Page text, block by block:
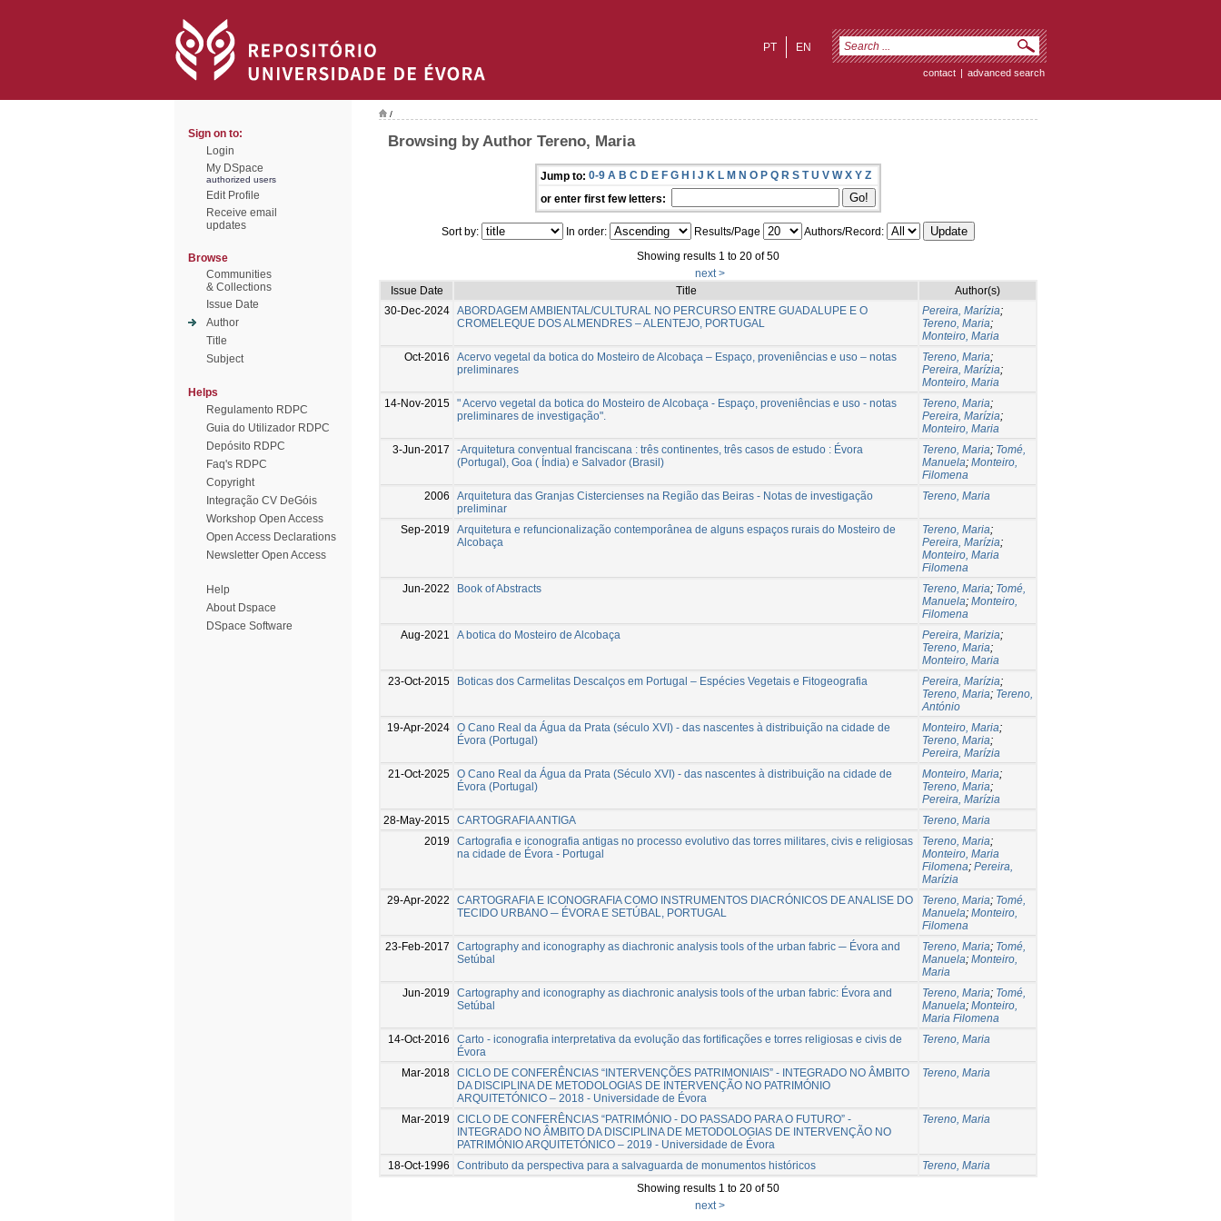
EN
PT
contact | advanced search
Sign on to:
Login
My DSpace
authorized users
Edit Profile
Receive email
updates
Browse
Communities
& Collections
Issue Date
Author
Title
Subject
Helps
Regulamento RDPC
Guia do Utilizador RDPC
Depósito RDPC
Faq's RDPC
Copyright
Integração CV DeGóis
Workshop Open Access
Open Access Declarations
Newsletter Open Access
Help
About Dspace
DSpace Software
/
Browsing by Author Tereno, Maria
Jump to: 0-9 A B C D E F G H I J K L M N O P Q R S T U V W X Y Z
or enter first few letters:
Sort by: In order: Results/Page
Authors/Record:
Showing results 1 to 20 of 50
next >
Issue Date
Title
Author(s)
30-Dec-2024 ABORDAGEM AMBIENTAL/CULTURAL NO PERCURSO ENTRE GUADALUPE E O
CROMELEQUE DOS ALMENDRES – ALENTEJO, PORTUGAL
Pereira, Marízia;
Tereno, Maria;
Monteiro, Maria
Oct-2016
Acervo vegetal da botica do Mosteiro de Alcobaça – Espaço, proveniências e uso – notas
preliminares
Tereno, Maria;
Pereira, Marízia;
Monteiro, Maria
14-Nov-2015 " Acervo vegetal da botica do Mosteiro de Alcobaça - Espaço, proveniências e uso - notas
preliminares de investigação".
Tereno, Maria;
Pereira, Marízia;
Monteiro, Maria
3-Jun-2017
-Arquitetura conventual franciscana : três continentes, três casos de estudo : Évora
(Portugal), Goa ( Índia) e Salvador (Brasil)
Tereno, Maria; Tomé,
Manuela; Monteiro,
Filomena
2006
Arquitetura das Granjas Cistercienses na Região das Beiras - Notas de investigação
preliminar
Tereno, Maria
Sep-2019
Arquitetura e refuncionalização contemporânea de alguns espaços rurais do Mosteiro de
Alcobaça
Tereno, Maria;
Pereira, Marízia;
Monteiro, Maria
Filomena
Jun-2022
Book of Abstracts Tereno, Maria; Tomé,
Manuela; Monteiro,
Filomena
Aug-2021
A botica do Mosteiro de Alcobaça Pereira, Marizia;
Tereno, Maria;
Monteiro, Maria
23-Oct-2015
Boticas dos Carmelitas Descalços em Portugal – Espécies Vegetais e Fitogeografia Pereira, Marízia;
Tereno, Maria; Tereno,
António
19-Apr-2024 O Cano Real da Água da Prata (século XVI) - das nascentes à distribuição na cidade de
Évora (Portugal)
Monteiro, Maria;
Tereno, Maria;
Pereira, Marízia
21-Oct-2025 O Cano Real da Água da Prata (Século XVI) - das nascentes à distribuição na cidade de
Évora (Portugal)
Monteiro, Maria;
Tereno, Maria;
Pereira, Marízia
28-May-2015 CARTOGRAFIA ANTIGA
Tereno, Maria
2019
Cartografia e iconografia antigas no processo evolutivo das torres militares, civis e religiosas
na cidade de Évora - Portugal
Tereno, Maria;
Monteiro, Maria
Filomena; Pereira,
Marízia
29-Apr-2022
CARTOGRAFIA E ICONOGRAFIA COMO INSTRUMENTOS DIACRÓNICOS DE ANALISE DO
TECIDO URBANO ─ ÉVORA E SETÚBAL, PORTUGAL
Tereno, Maria; Tomé,
Manuela; Monteiro,
Filomena
23-Feb-2017
Cartography and iconography as diachronic analysis tools of the urban fabric ─ Évora and
Setúbal
Tereno, Maria; Tomé,
Manuela; Monteiro,
Maria
Jun-2019
Cartography and iconography as diachronic analysis tools of the urban fabric: Évora and
Setúbal
Tereno, Maria; Tomé,
Manuela; Monteiro,
Maria Filomena
14-Oct-2016
Carto - iconografia interpretativa da evolução das fortificações e torres religiosas e civis de
Évora
Tereno, Maria
Mar-2018 CICLO DE CONFERÊNCIAS “INTERVENÇÕES PATRIMONIAIS” - INTEGRADO NO ÂMBITO
DA DISCIPLINA DE METODOLOGIAS DE INTERVENÇÃO NO PATRIMÓNIO
ARQUITETÓNICO – 2018 - Universidade de Évora
Tereno, Maria
Mar-2019
CICLO DE CONFERÊNCIAS “PATRIMÓNIO - DO PASSADO PARA O FUTURO” -
INTEGRADO NO ÂMBITO DA DISCIPLINA DE METODOLOGIAS DE INTERVENÇÃO NO
PATRIMÓNIO ARQUITETÓNICO – 2019 - Universidade de Évora
Tereno, Maria
18-Oct-1996 Contributo da perspectiva para a salvaguarda de monumentos históricos
Tereno, Maria
Showing results 1 to 20 of 50
next >